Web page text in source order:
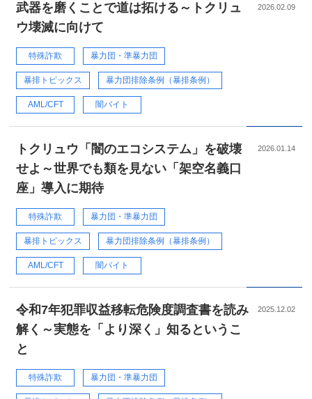
武器を磨くことで道は拓ける～トクリュ
ウ壊滅に向けて
特殊詐欺 暴力団・準暴力団
暴排トピックス 暴力団排除条例（暴排条例）
AML/CFT 闇バイト
2026.02.09
トクリュウ「闇のエコシステム」を破壊
せよ～世界でも類を見ない「架空名義口
座」導入に期待
特殊詐欺 暴力団・準暴力団
暴排トピックス 暴力団排除条例（暴排条例）
AML/CFT 闇バイト
2026.01.14
令和7年犯罪収益移転危険度調査書を読み
解く～実態を「より深く」知るというこ
と
特殊詐欺 暴力団・準暴力団
2025.12.02